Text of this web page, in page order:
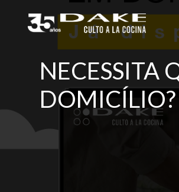
content
NECESSITA
DOMICÍLIO?